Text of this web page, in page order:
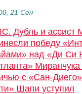
21 Сен
Дубль и ассист
победу
над «Ди Си
с «Сан-
Шапи уступил